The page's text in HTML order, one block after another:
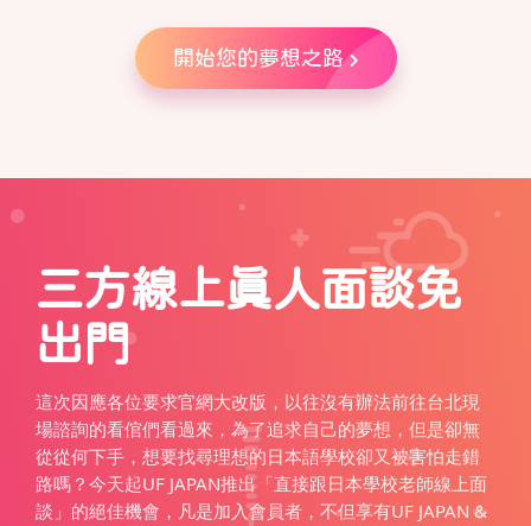
開始您的夢想之路
三方線上真人面談免
出門
這次因應各位要求官網大改版，以往沒有辦法前往台北現
場諮詢的看倌們看過來，為了追求自己的夢想，但是卻無
從從何下手，想要找尋理想的日本語學校卻又被害怕走錯
路嗎？今天起UF JAPAN推出「直接跟日本學校老師線上面
談」的絕佳機會，凡是加入會員者，不但享有UF JAPAN &